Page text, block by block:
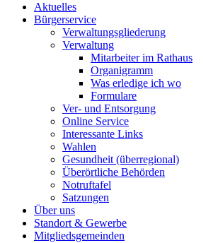
Aktuelles
Bürgerservice
Verwaltungsgliederung
Verwaltung
Mitarbeiter im Rathaus
Organigramm
Was erledige ich wo
Formulare
Ver- und Entsorgung
Online Service
Interessante Links
Wahlen
Gesundheit (überregional)
Überörtliche Behörden
Notruftafel
Satzungen
Über uns
Standort & Gewerbe
Mitgliedsgemeinden